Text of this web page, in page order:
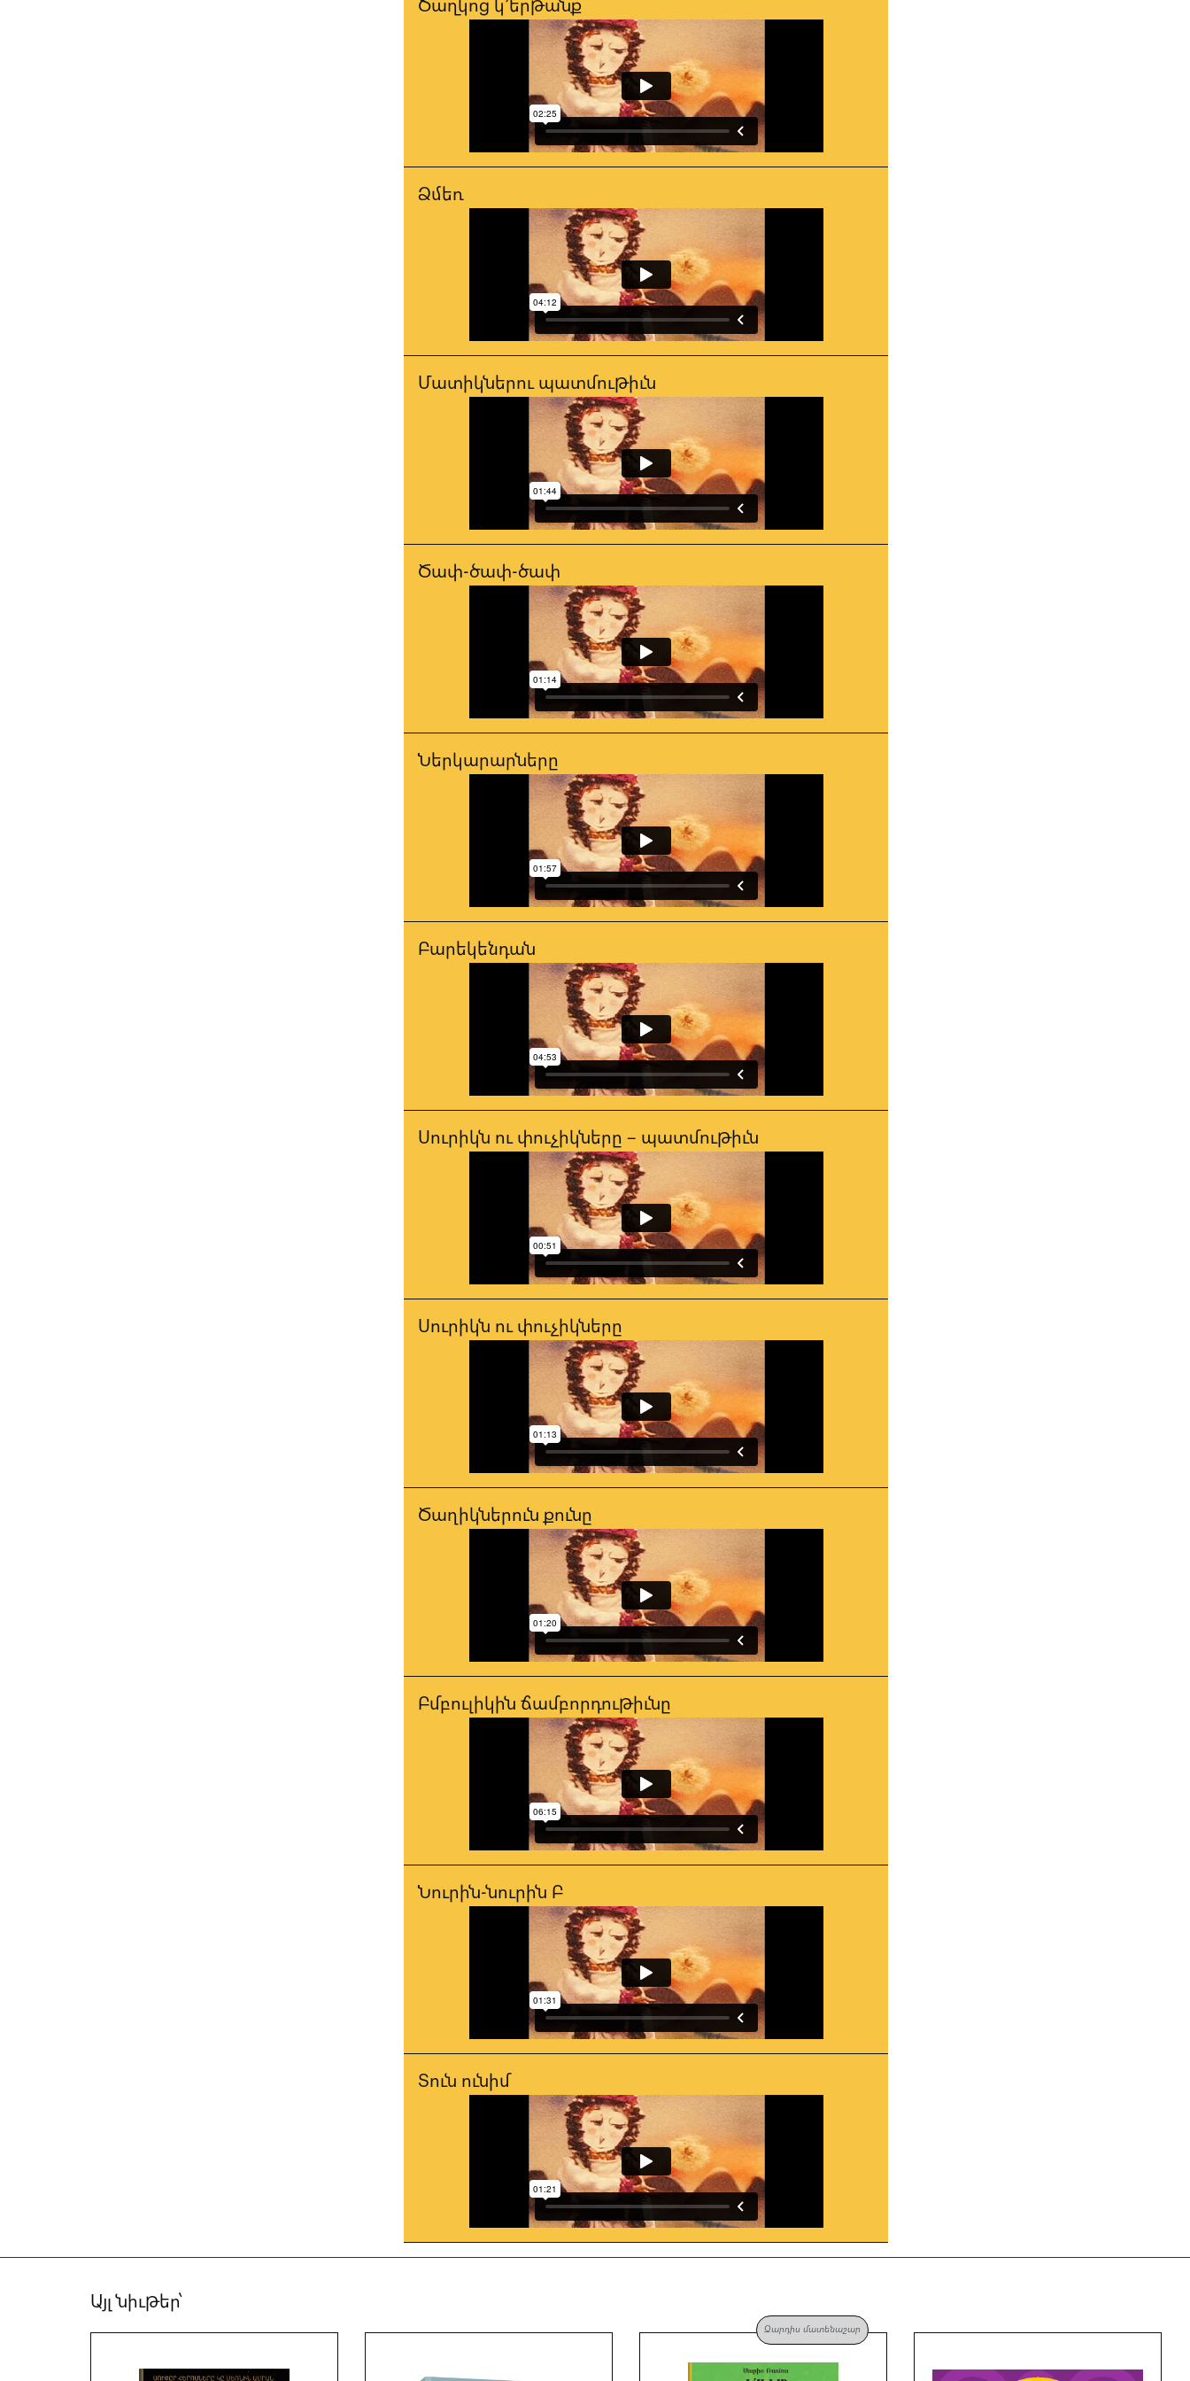
Ծաղկոց կ՚երթանք
Ձմեռ
Մատիկներու պատմութիւն
Ծափ-ծափ-ծափ
Ներկարարները
Բարեկենդան
Սուրիկն ու փուչիկները – պատմութիւն
Սուրիկն ու փուչիկները
Ծաղիկներուն քունը
Բմբուլիկին ճամբորդութիւնը
Նուրին-նուրին Բ
Տուն ունիմ
Այլ նիւթեր՝
Զարդիս մատենաշար